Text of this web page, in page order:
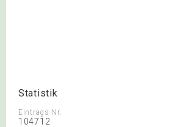
Statistik
Eintrags-Nr.
104712